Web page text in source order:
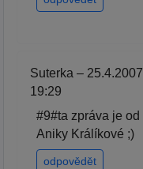
Suterka – 25.4.2007
19:29
#9#ta zpráva je od
Aniky Králíkové ;)
odpovědět